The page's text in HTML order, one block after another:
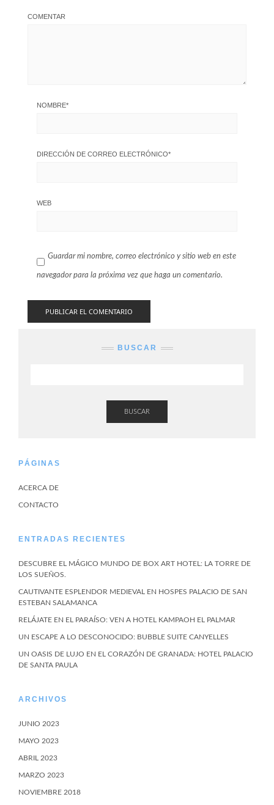
COMENTAR
NOMBRE*
DIRECCIÓN DE CORREO ELECTRÓNICO*
WEB
Guardar mi nombre, correo electrónico y sitio web en este
navegador para la próxima vez que haga un comentario.
BUSCAR
BUSCAR
PÁGINAS
ACERCA DE
CONTACTO
ENTRADAS RECIENTES
DESCUBRE EL MÁGICO MUNDO DE BOX ART HOTEL: LA TORRE DE
LOS SUEÑOS.
CAUTIVANTE ESPLENDOR MEDIEVAL EN HOSPES PALACIO DE SAN
ESTEBAN SALAMANCA
RELÁJATE EN EL PARAÍSO: VEN A HOTEL KAMPAOH EL PALMAR
UN ESCAPE A LO DESCONOCIDO: BUBBLE SUITE CANYELLES
UN OASIS DE LUJO EN EL CORAZÓN DE GRANADA: HOTEL PALACIO
DE SANTA PAULA
ARCHIVOS
JUNIO 2023
MAYO 2023
ABRIL 2023
MARZO 2023
NOVIEMBRE 2018